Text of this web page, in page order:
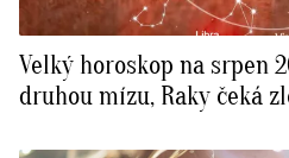
Velký horoskop na srpen
druhou mízu, Raky čeká